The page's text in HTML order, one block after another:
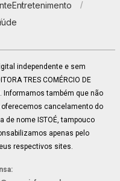
Entretenimento
independente e sem
TRES COMÉRCIO DE
Informamos também que não
cancelamento do
de nome ISTOÉ, tampouco
apenas pelo
respectivos sites.